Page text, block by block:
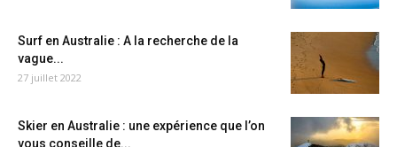
Surf en Australie : A la recherche de la
vague...
27 juillet 2022
Skier en Australie : une expérience que l’on
vous conseille de...